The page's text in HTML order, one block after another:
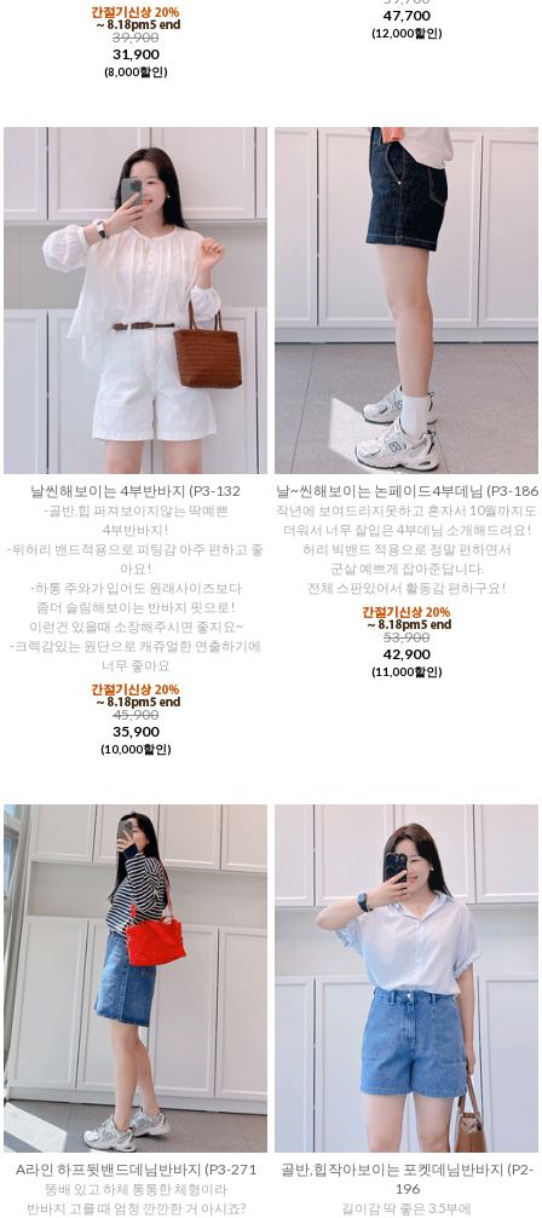
39,900
31,900
(8,000할인)
47,700
(12,000할인)
날씬해보이는 4부반바지 (P3-132
-골반,힙 퍼져보이지않는 딱예쁜
4부반바지!
-뒤허리 밴드적용으로 피팅감 아주 편하고 좋
아요!
-하통 주와가 입어도 원래사이즈보다
좀더 슬림해보이는 반바지 핏으로!
이런건 있을때 소장해주시면 좋지요~
-크렉감있는 원단으로 캐쥬얼한 연출하기에
너무 좋아요
45,900
35,900
(10,000할인)
날~씬해보이는 논페이드4부데님 (P3-186
작년에 보여드리지못하고 혼자서 10월까지도
더워서 너무 잘입은 4부데님 소개해드려요!
허리 빅밴드 적용으로 정말 편하면서
군살 예쁘게 잡아준답니다.
전체 스판있어서 활동감 편하구요!
53,900
42,900
(11,000할인)
A라인 하프뒷밴드데님반바지 (P3-271
똥배 있고 하체 통통한 체형이라
반바지 고를 때 엄청 깐깐한 거 아시죠?
골반,힙작아보이는 포켓데님반바지 (P2-
196
길이감 딱 좋은 3.5부에